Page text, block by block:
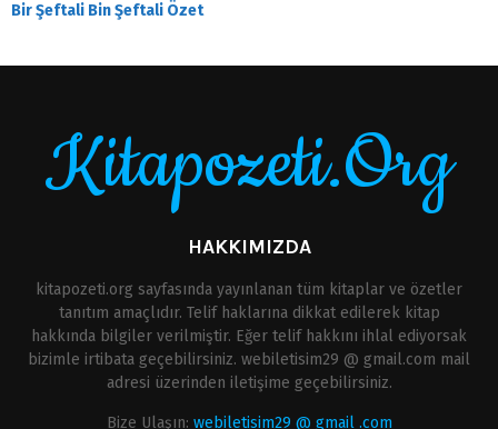
Bir Şeftali Bin Şeftali Özet
Kitapozeti.Org
HAKKIMIZDA
kitapozeti.org sayfasında yayınlanan tüm kitaplar ve özetler
tanıtım amaçlıdır. Telif haklarına dikkat edilerek kitap
hakkında bilgiler verilmiştir. Eğer telif hakkını ihlal ediyorsak
bizimle irtibata geçebilirsiniz. webiletisim29 @ gmail.com mail
adresi üzerinden iletişime geçebilirsiniz.
Bize Ulaşın: webiletisim29 @ gmail .com